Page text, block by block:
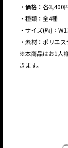
・価格：各3,400
・種類：全4種
・サイズ(約)：
・素材：ポリエ
※本商品はお1人
きます。